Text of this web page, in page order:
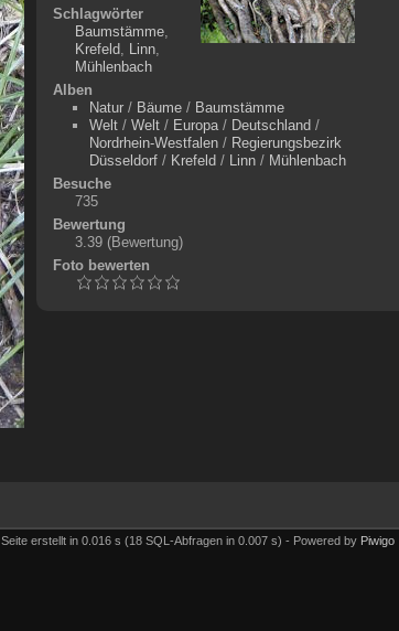
Schlagwörter
Baumstämme,
Krefeld, Linn,
Mühlenbach
Alben
Natur/ Bäume/ Baumstämme
Welt/ Welt/ Europa/ Deutschland /
Nordrhein-Westfalen/ Regierungsbezirk
Düsseldorf/ Krefeld / Linn/ Mühlenbach
Besuche
735
Bewertung
3.39 (Bewertung)
Foto bewerten
Seite erstellt in 0.016 s (18 SQL-Abfragen in 0.007 s) - Powered by Piwigo